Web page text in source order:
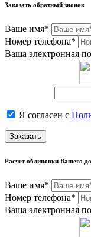
Заказать обратный звонок
Ваше имя*
Номер телефона*
Ваша электронная
Я согласен с
Заказать
Расчет облицовки Вашего
Ваше имя*
Номер телефона*
Ваша электронная